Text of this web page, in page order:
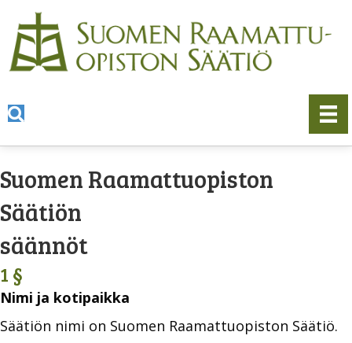
Suomen Raamattuopiston
Säätiön
säännöt
1 §
Nimi ja kotipaikka
Säätiön nimi on Suomen Raamattuopiston Säätiö.